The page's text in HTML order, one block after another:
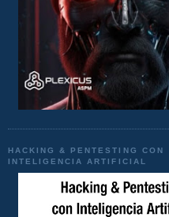
HACKING & PENTESTING CON
INTELIGENCIA ARTIFICIAL